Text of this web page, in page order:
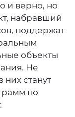
и верно, но
набравший
поддержат
объекты
Не
них станут
по